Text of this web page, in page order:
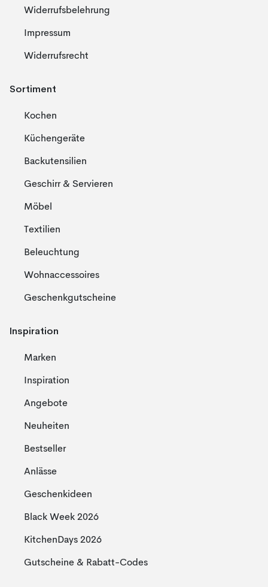
Widerrufsbelehrung
Impressum
Widerrufsrecht
Sortiment
Kochen
Küchengeräte
Backutensilien
Geschirr & Servieren
Möbel
Textilien
Beleuchtung
Wohnaccessoires
Geschenkgutscheine
Inspiration
Marken
Inspiration
Angebote
Neuheiten
Bestseller
Anlässe
Geschenkideen
Black Week 2026
KitchenDays 2026
Gutscheine & Rabatt-Codes